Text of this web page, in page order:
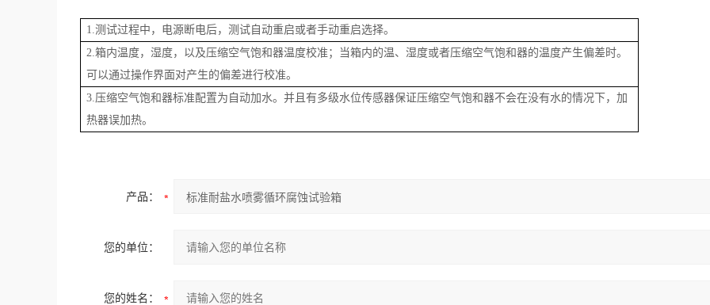
1.测试过程中，电源断电后，测试自动重启或者手动重启选择。
2.箱内温度，湿度，以及压缩空气饱和器温度校准；当箱内的温、湿度或者压缩空气饱和器的温度产生偏差时。
可以通过操作界面对产生的偏差进行校准。
3.压缩空气饱和器标准配置为自动加水。并且有多级水位传感器保证压缩空气饱和器不会在没有水的情况下，加
热器误加热。
产品：
您的单位：
您的姓名：